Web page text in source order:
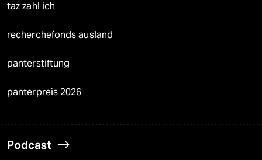
taz zahl ich
recherchefonds ausland
panterstiftung
panterpreis 2026
Podcast